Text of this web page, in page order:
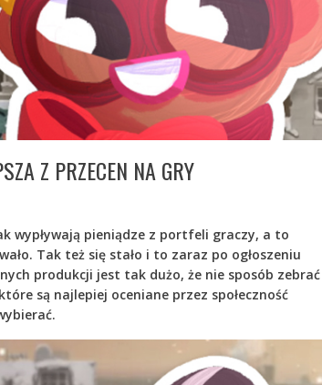
Z PRZECEN NA GRY
wypływają pieniądze z portfeli graczy, a to
Tak też się stało i to zaraz po ogłoszeniu
produkcji jest tak dużo, że nie sposób zebrać
są najlepiej oceniane przez społeczność